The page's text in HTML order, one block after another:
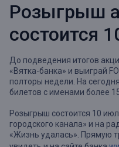
Розыгрыш
состоится
До подведения итогов
«Вятка-банка» и выиграй
полторы недели. На
билетов с именами более
Розыгрыш состоится 10
городского канала» и на
«Жизнь удалась». Прямую